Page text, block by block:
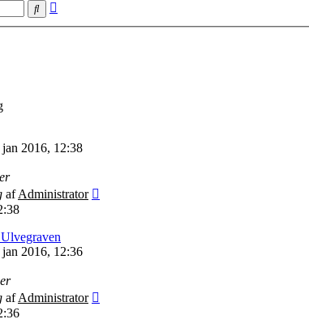
Søg
jan 2016, 12:38
afAdministrator
jan 2016, 12:36
afAdministrator